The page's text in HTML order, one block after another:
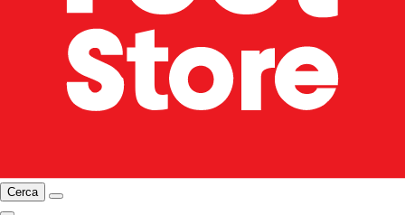
Cerca